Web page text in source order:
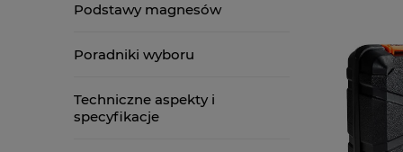
Podstawy magnesów
Poradniki wyboru
Techniczne aspekty i
specyfikacje